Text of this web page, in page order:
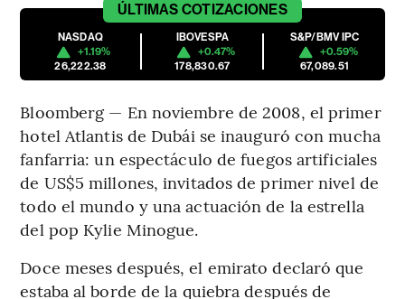
ÚLTIMAS COTIZACIONES
NASDAQ
+1.19%
26,222.38
IBOVESPA
+0.47%
178,830.67
S&P/BMV IPC
+0.59%
67,089.51
Bloomberg — En noviembre de 2008, el primer
hotel Atlantis de Dubái se inauguró con mucha
fanfarria: un espectáculo de fuegos artificiales
de US$5 millones, invitados de primer nivel de
todo el mundo y una actuación de la estrella
del pop Kylie Minogue.
Doce meses después, el emirato declaró que
estaba al borde de la quiebra después de